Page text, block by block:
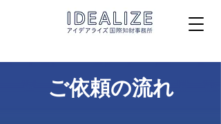
​ご依頼の流れ